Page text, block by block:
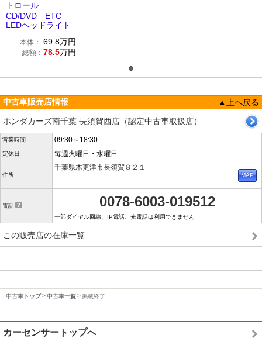
トロール
CD/DVD ETC
LEDヘッドライト
本体： 69.8万円
総額： 78.5万円
中古車販売店情報
▲上へ戻る
ホンダカーズ南千葉 長須賀西店（認定中古車取扱店）
営業時間 09:30～18:30
定休日 毎週火曜日・水曜日
住所
千葉県木更津市長須賀８２１
電話 0078-6003-019512
一部ダイヤル回線、IP電話、光電話は利用できません
この販売店の在庫一覧
中古車トップ 中古車一覧 掲載終了
カーセンサートップへ